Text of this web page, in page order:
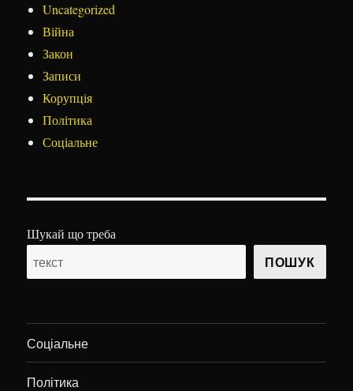
Uncategorized
Війна
Закон
Записи
Корупція
Політика
Соціальне
Шукай що треба
ПОШУК
Соціальне
Політика